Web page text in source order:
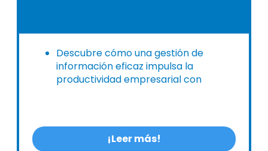
Descubre cómo una gestión de
información eficaz impulsa la
productividad empresarial con
¡Leer más!